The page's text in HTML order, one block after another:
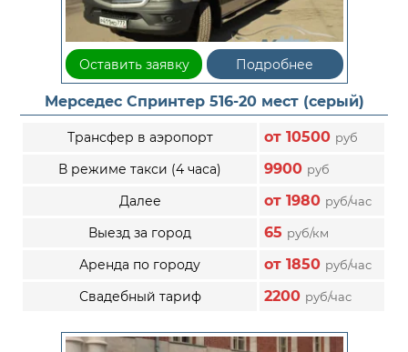
Оставить заявку Подробнее
Мерседес Спринтер 516-20 мест (серый)
Трансфер в аэропорт от 10500 руб
В режиме такси (4 часа) 9900 руб
Далее от 1980 руб/час
Выезд за город 65 руб/км
Аренда по городу от 1850 руб/час
Свадебный тариф 2200 руб/час